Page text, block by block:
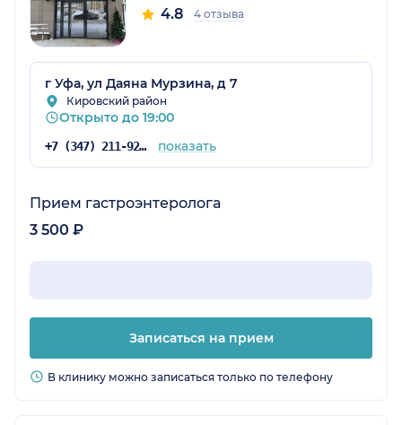
4.8 4 отзыва
г Уфа, ул Даяна Мурзина, д 7
Кировский район
Открыто до 19:00
+7 (347) 211-92-39 показать
Прием гастроэнтеролога
3 500 ₽
Записаться на прием
В клинику можно записаться только по телефону